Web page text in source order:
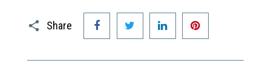
Share
Facebook Twitter LinkedIn